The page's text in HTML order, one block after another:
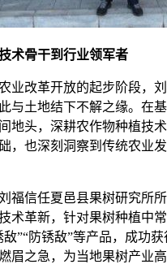
术骨干到行业领军者
业改革开放的起步阶段，
与土地结下不解之缘。在
地头，深耕农作物种植技
，也深刻洞察到传统农业
福信任夏邑县果树研究所
术革新，针对果树种植中
”“防锈敌”等产品，成功获
眉之急，为当地果树产业